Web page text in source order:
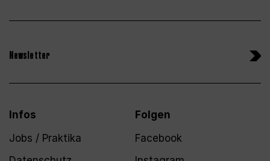
Newsletter
Infos
Jobs / Praktika
Folgen
Facebook